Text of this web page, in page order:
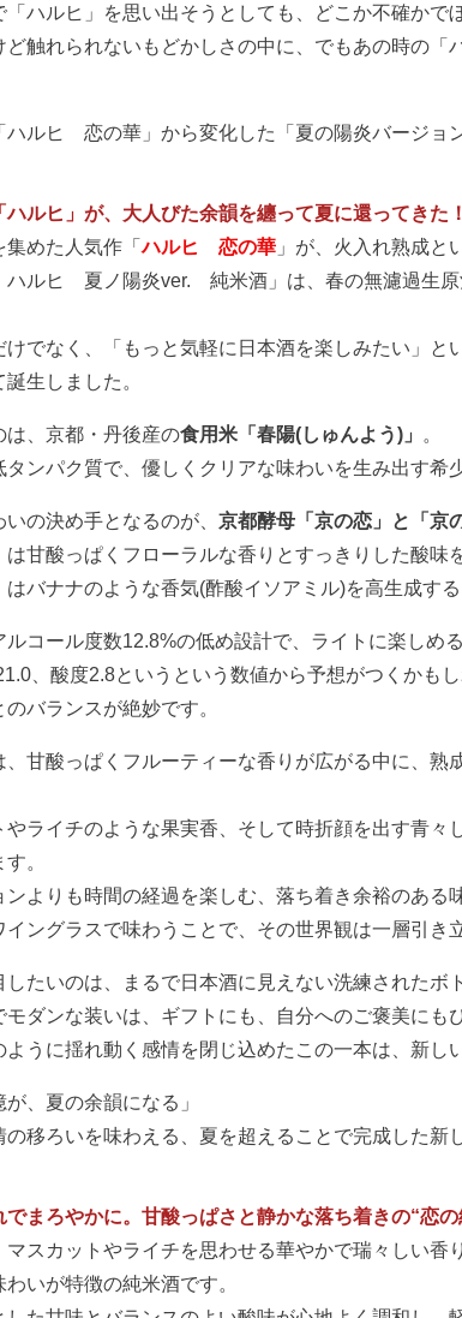
「ハルヒ」を思い出そうとしても、どこか不確かで
ど触れられないもどかしさの中に、でもあの時の「
ハルヒ 恋の華」から変化した「夏の陽炎バージョ
ルヒ」が、大人びた余韻を纏って夏に還ってきた
集めた人気作「ハルヒ 恋の華」が、火入れ熟成と
ハルヒ 夏ノ陽炎ver. 純米酒」は、春の無濾過生原
けでなく、「もっと気軽に日本酒を楽しみたい」
生しました。
は、京都・丹後産の食用米「春陽(しゅんよう)」
。
タンパク質で、優しくクリアな味わいを生み出す希
の決め手となるのが、 京都酵母「京の恋」と「京
は甘酸っぱくフローラルな香りとすっきりした酸味
はバナナのような香気(酢酸イソアミル)を高生成す
ルコール度数12.8%の低め設計で、ライトに楽しめる
、酸度2.8というという数値から予想がつくかも
バランスが絶妙です。
、甘酸っぱくフルーティーな香りが広がる中に、熟
やライチのような果実香、そして時折顔を出す青
。
ンよりも時間の経過を楽しむ、落ち着き余裕のある
イングラスで味わうことで、その世界観は一層引き
したいのは、まるで日本酒に見えない洗練されたボ
モダンな装いは、ギフトにも、自分へのご褒美にも
ように揺れ動く感情を閉じ込めたこの一本は、新し
が、夏の余韻になる」
の移ろいを味わえる、夏を超えることで完成した新
まろやかに。甘酸っぱさと静かな落ち着きの“恋
マスカットやライチを思わせる華やかで瑞々しい
わいが特徴の純米酒です。